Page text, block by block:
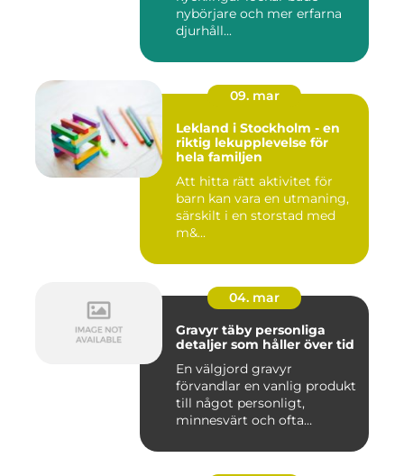
nybörjare och mer erfarna
djurhåll...
09. mar
Lekland i Stockholm - en
riktig lekupplevelse för
hela familjen
Att hitta rätt aktivitet för
barn kan vara en utmaning,
särskilt i en storstad med
m&...
04. mar
Gravyr täby personliga
detaljer som håller över tid
En välgjord gravyr
förvandlar en vanlig produkt
till något personligt,
minnesvärt och ofta